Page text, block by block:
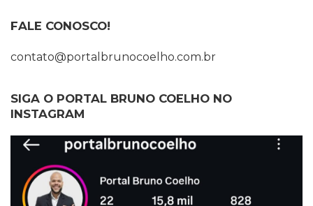
FALE CONOSCO!
contato@portalbrunocoelho.com.br
SIGA O PORTAL BRUNO COELHO NO
INSTAGRAM